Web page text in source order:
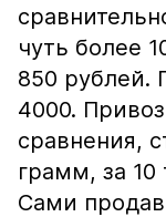
чуть более
850 рублей.
4000.
сравнения,
грамм, за
Сами